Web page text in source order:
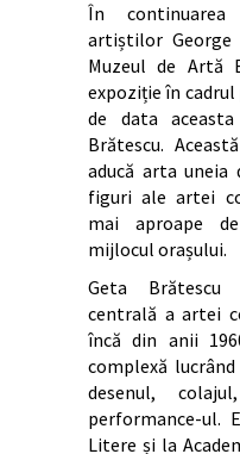
În continuarea
artiștilor George
Muzeul de Artă
expoziție în
de data
Brătescu.
aducă arta
figuri ale artei
mai aproape
mijlocul orașului.
Geta Brătescu
centrală a artei
încă din anii
complexă
desenul,
performance-ul.
Litere și la